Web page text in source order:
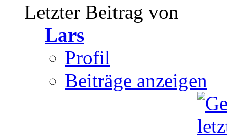
Letzter Beitrag von
Lars
Profil
Beiträge anzeigen